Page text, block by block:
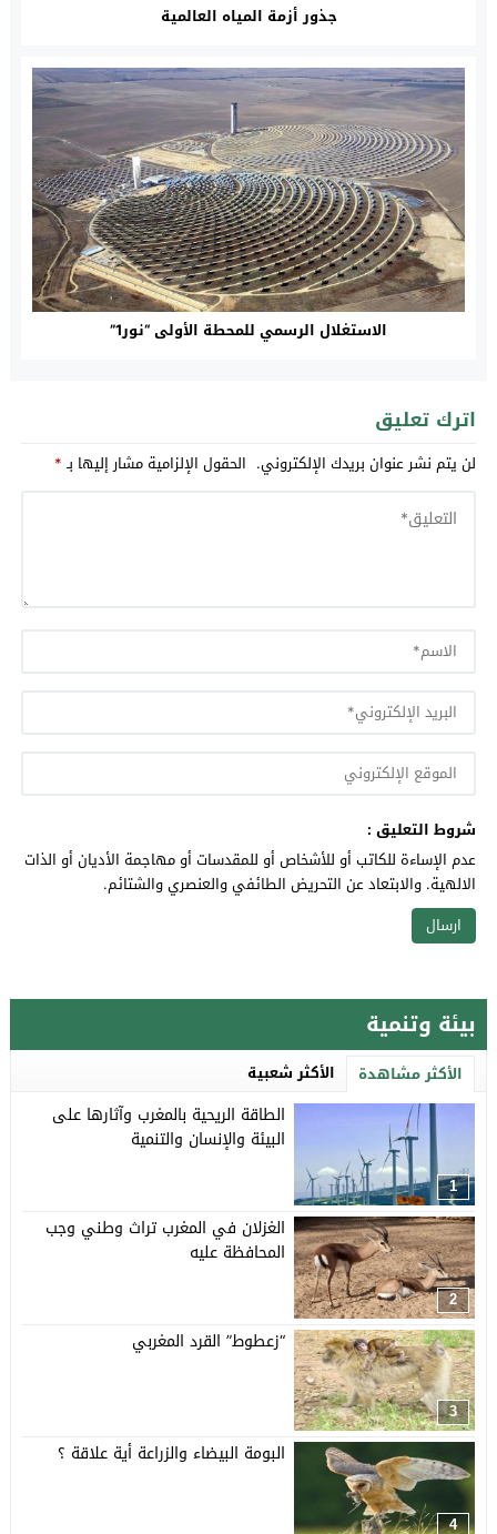
جذور أزمة المياه العالمية
الاستغلال الرسمي للمحطة الأولى “نور1”
اترك تعليق
لن يتم نشر عنوان بريدك الإلكتروني. الحقول الإلزامية مشار إليها بـ*
شروط التعليق :
عدم الإساءة للكاتب أو للأشخاص أو للمقدسات أو مهاجمة الأديان أو الذات
الالهية. والابتعاد عن التحريض الطائفي والعنصري والشتائم.
بيئة وتنمية
الأكثر مشاهدة الأكثر شعبية
1
الطاقة الريحية بالمغرب وآثارها على
البيئة والإنسان والتنمية
2
الغزلان في المغرب تراث وطني وجب
المحافظة عليه
3
“زعطوط” القرد المغربي
4
البومة البيضاء والزراعة أية علاقة ؟